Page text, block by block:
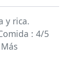
y rica.
: 4/5